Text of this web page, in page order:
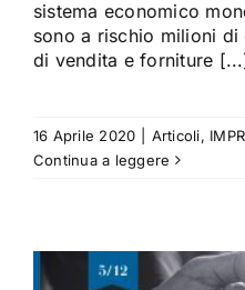
sistema economico
sono a rischio milioni
di vendita e forniture
16 Aprile 2020 Articoli,
Continua a leggere